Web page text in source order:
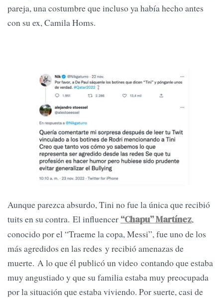
pareja, una costumbre que incluso ya había hecho antes
con su ex, Camila Homs.
Aunque parezca absurdo, Tini no fue la única que recibió
tuits en su contra. El influencer “Chapu” Martínez,
conocido por el “Traeme la copa, Messi”, fue uno de los
más agredidos en las redes y recibió amenazas de
muerte. A lo que él publicó un video contando que estaba
muy angustiado y que su familia estaba muy preocupada
por la situación que estaba viviendo. Por suerte, casi de